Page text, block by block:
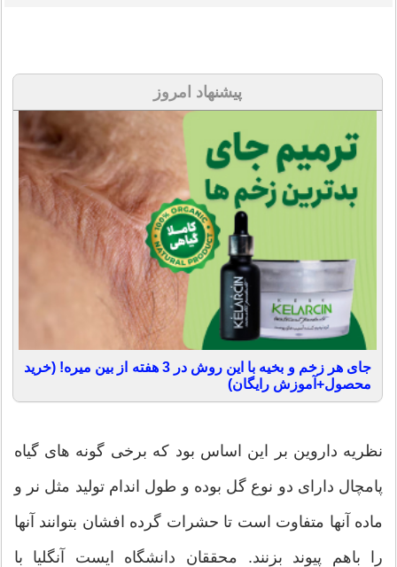
پیشنهاد امروز
جای هر زخم و بخیه با این روش در 3 هفته از بین میره! (خرید
محصول+آموزش رایگان)
نظریه داروین بر این اساس بود که برخی گونه های گیاه
پامچال دارای دو نوع گل بوده و طول اندام تولید مثل نر و
ماده آنها متفاوت است تا حشرات گرده‌ افشان بتوانند آنها
را باهم پیوند بزنند. محققان دانشگاه ایست آنگلیا با